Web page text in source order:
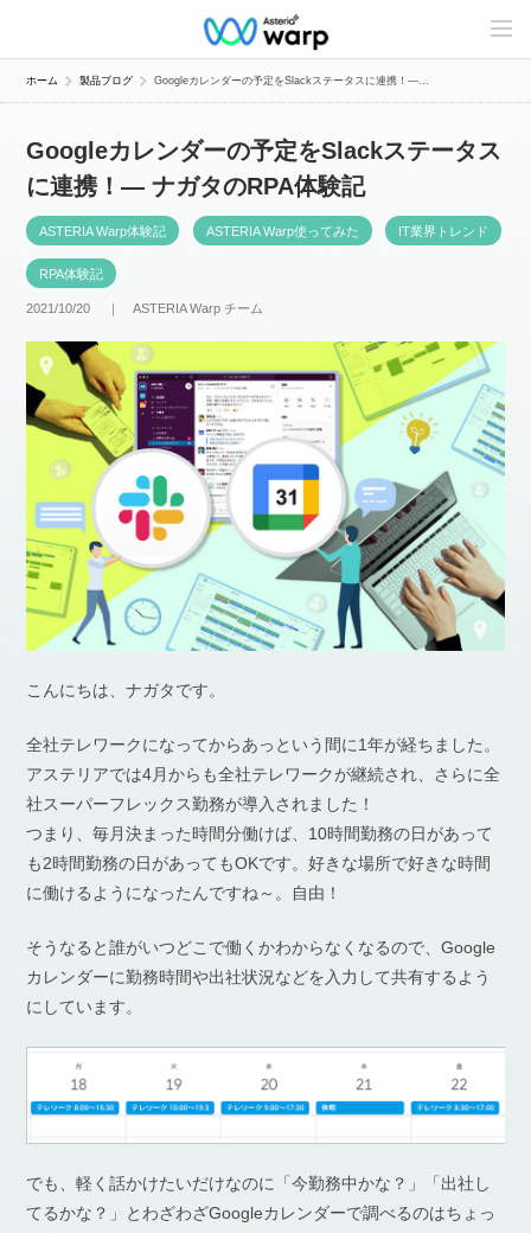
C
n
e
e
u
ホーム 製品ブログ Googleカレンダーの予定をSlackステータスに連携！―...
Googleカレンダーの予定をSlackステータス
に連携！― ナガタのRPA体験記
ASTERIA Warp体験記 ASTERIA Warp使ってみた IT業界トレンド
RPA体験記
2021/10/20 ｜ASTERIA Warp チーム
こんにちは、ナガタです。
全社テレワークになってからあっという間に1年が経ちました。
アステリアでは4月からも全社テレワークが継続され、さらに全
社スーパーフレックス勤務が導入されました！
つまり、毎月決まった時間分働けば、10時間勤務の日があって
も2時間勤務の日があってもOKです。好きな場所で好きな時間
に働けるようになったんですね～。自由！
そうなると誰がいつどこで働くかわからなくなるので、Google
カレンダーに勤務時間や出社状況などを入力して共有するよう
にしています。
でも、軽く話かけたいだけなのに「今勤務中かな？」「出社し
てるかな？」とわざわざGoogleカレンダーで調べるのはちょっ